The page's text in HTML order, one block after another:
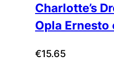
Liu Jo(0)
Mon Bonbon(0)
Piccolo Cane
Charlotte’s
Opla Ernesto
€15.65